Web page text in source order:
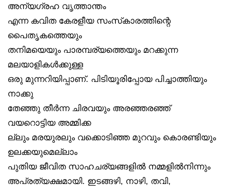
അന്യഗ്രഹ വൃത്താന്തം
എന്ന കവിത കേരളീയ സംസ്‌കാരത്തിന്റെ
പൈതൃകത്തെയും
തനിമയെയും പാരമ്പര്യത്തെയും മറക്കുന്ന
മലയാളികൾക്കുള്ള
ഒരു മുന്നറിയിപ്പാണ്. പിടിയൂരിപ്പോയ പിച്ചാത്തിയും
നാക്കു
തേഞ്ഞു തീർന്ന ചിരവയും അരഞ്ഞരഞ്ഞ്
വയറൊട്ടിയ അമ്മിക്ക
ല്ലും മരയുരലും വക്കൊടിഞ്ഞ മുറവും കൊരണ്ടിയും
ഉലക്കയുമെല്ലാം
പുതിയ ജീവിത സാഹചര്യങ്ങളിൽ നമ്മളിൽനിന്നും
അപ്രത്യക്ഷമായി. ഇടങ്ങഴി, നാഴി, തവി,